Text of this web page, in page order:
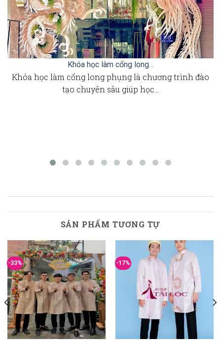
Khóa học làm cổng long…
Khóa học làm cổng long phụng là chương trình đào
tạo chuyên sâu giúp học…
SẢN PHẨM TƯƠNG TỰ
-33% -17%